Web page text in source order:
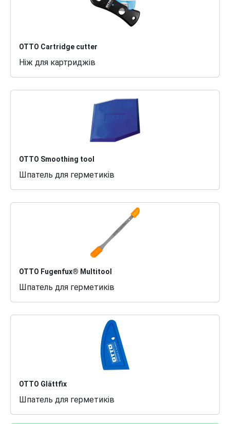
OTTO Cartridge cutter
Ніж для картриджів
OTTO Smoothing tool
Шпатель для герметиків
OTTO Fugenfux® Multitool
Шпатель для герметиків
OTTO Glättfix
Шпатель для герметиків